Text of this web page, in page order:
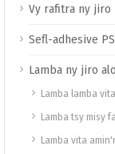
Vy rafitra ny jiro
Sefl-adhesive
Lamba ny jiro
Lamba lamba
Lamba tsy misy
Lamba vita